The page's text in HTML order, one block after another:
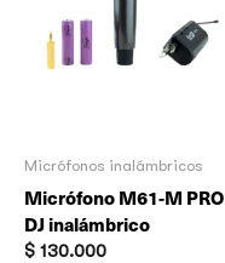
Micrófonos inalámbricos
Micrófono M61-M PRO
DJ inalámbrico
$ 130.000